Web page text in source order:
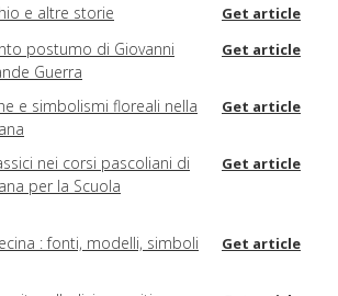
e altre storie Get article
postumo di Giovanni
Guerra
Get article
e simbolismi floreali nella
Get article
nei corsi pascoliani di
per la Scuola
Get article
: fonti, modelli, simboli
Get article